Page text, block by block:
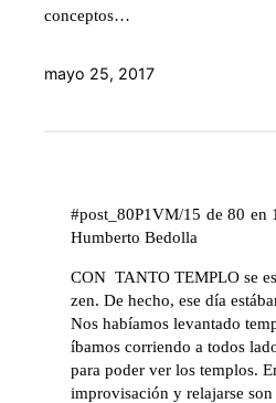
conceptos…
mayo 25, 2017
#post_80P1VM/15 de 80 en
Humberto Bedolla
CON TANTO TEMPLO se
zen. De hecho, ese día
Nos habíamos levantado
íbamos corriendo a todos
para poder ver los templos.
improvisación y relajarse